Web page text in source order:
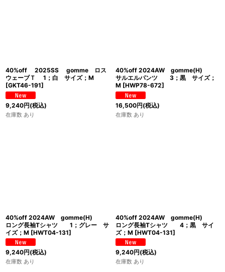
40%off 2025SS gomme ロス
ウェーブＴ 1；白 サイズ；M
[GKT46-191]
9,240円(税込)
在庫数 あり
40%off 2024AW gomme(H)
サルエルパンツ 3；黒 サイズ；
M [HWP78-672]
16,500円(税込)
在庫数 あり
40%off 2024AW gomme(H)
ロング長袖Tシャツ 1；グレー サ
イズ；M [HWT04-131]
9,240円(税込)
在庫数 あり
40%off 2024AW gomme(H)
ロング長袖Tシャツ 4；黒 サイ
ズ；M [HWT04-131]
9,240円(税込)
在庫数 あり